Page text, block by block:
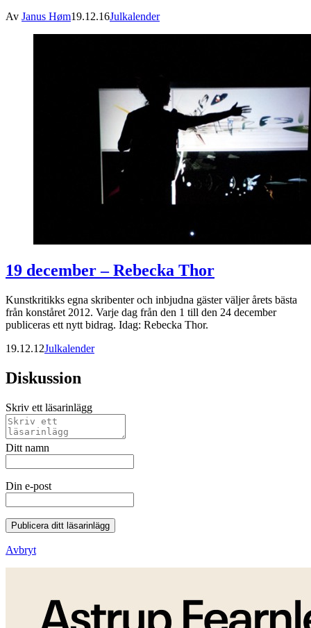
Av Janus Høm19.12.16Julkalender
19 december – Rebecka Thor
Kunstkritikks egna skribenter och inbjudna gäster väljer årets bästa
från konståret 2012. Varje dag från den 1 till den 24 december
publiceras ett nytt bidrag. Idag: Rebecka Thor.
19.12.12Julkalender
Diskussion
Skriv ett läsarinlägg
Ditt namn
Din e-post
Publicera ditt läsarinlägg
Avbryt